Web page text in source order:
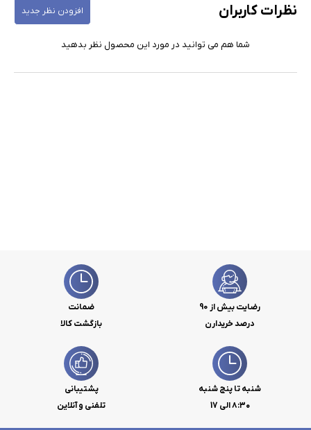
نظرات کاربران افزودن نظر جدید
شما هم می توانید در مورد این محصول نظر بدهید
رضایت بیش از 90
درصد خریدارن
ضمانت
بازگشت کالا
شنبه تا پنج شنبه
۸:۳۰ الی 17
پشتیبانی
تلفنی و آنلاین